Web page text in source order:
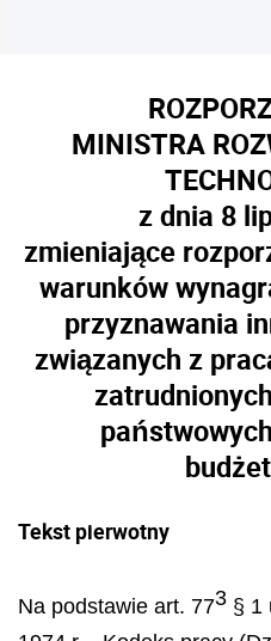
MINISTRA
z dnia 8
zmieniające
warunków
przyznawania
związanych z
Tekst pierwotny
Na podstawie art. 773 § 1